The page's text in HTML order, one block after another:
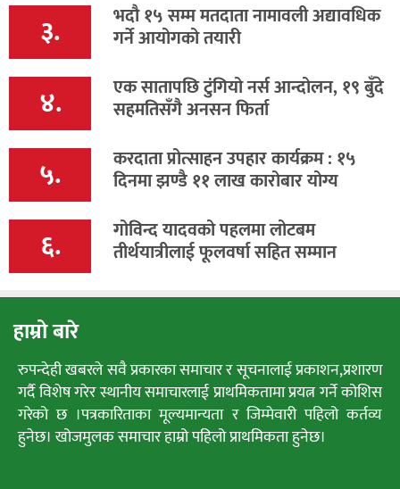
३. भदौ १५ सम्म मतदाता नामावली अद्यावधिक
गर्ने आयोगको तयारी
४. एक सातापछि टुंगियो नर्स आन्दोलन, १९ बुँदे
सहमतिसँगै अनसन फिर्ता
५. करदाता प्रोत्साहन उपहार कार्यक्रम : १५
दिनमा झण्डै ११ लाख कारोबार योग्य
६. गोविन्द यादवको पहलमा लोटबम
तीर्थयात्रीलाई फूलवर्षा सहित सम्मान
हाम्रो बारे
रुपन्देही खबरले सवै प्रकारका समाचार र सूचनालाई प्रकाशन,प्रशारण
गर्दै विशेष गरेर स्थानीय समाचारलाई प्राथमिकतामा प्रयत्न गर्ने कोशिस
गरेको छ ।पत्रकारिताका मूल्यमान्यता र जिम्मेवारी पहिलो कर्तव्य
हुनेछ। खोजमुलक समाचार हाम्रो पहिलो प्राथमिकता हुनेछ।